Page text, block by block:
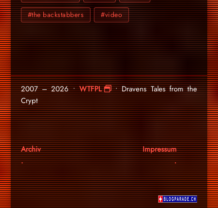
#the backstabbers #video
2007 – 2026 •WTFPL
• Dravens Tales from the
Crypt
Archiv
Impressum
.
.